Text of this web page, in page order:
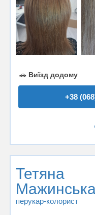
🚗 Виїзд додому
+38
Тетяна
перукар-колорист